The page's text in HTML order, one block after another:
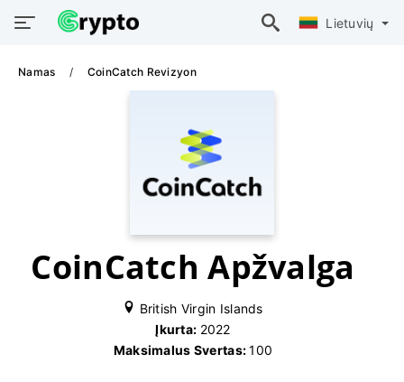
Lietuvių
Namas CoinCatch Revizyon
CoinCatch Apžvalga
British Virgin Islands
Įkurta: 2022
Maksimalus Svertas:100